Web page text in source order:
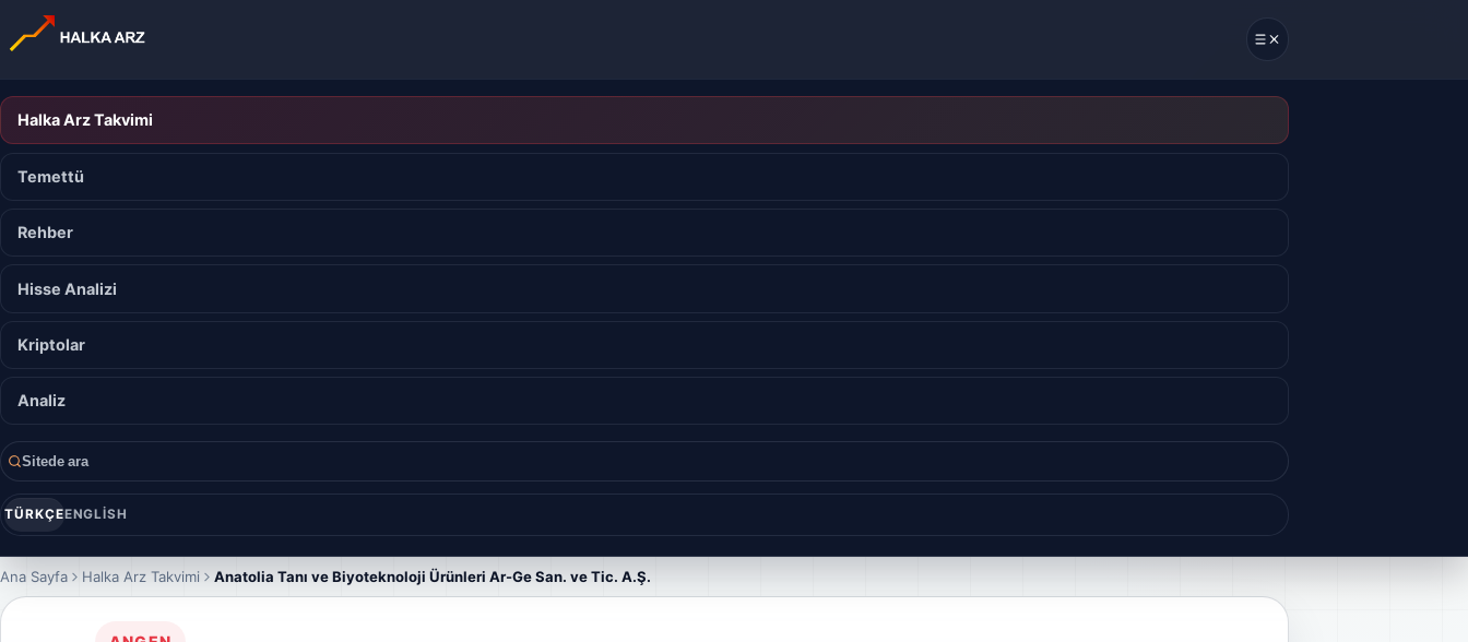
Halka Arz Takvimi
Temettü
Rehber
Hisse Analizi
Kriptolar
Analiz
Sitede ara
TÜRKÇEENGLISH
Ana Sayfa Halka Arz Takvimi Anatolia Tanı ve Biyoteknoloji Ürünleri Ar-Ge San. ve Tic. A.Ş.